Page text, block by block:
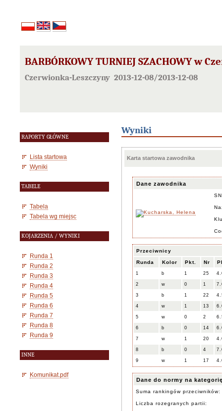
BARBÓRKOWY TURNIEJ SZACHOWY w
Czerwionka-Leszczyny 2013-12-08/2013-12-08
RAPORTY GŁÓWNE
Lista startowa
Wyniki
TABELE
Tabela
Tabela wg miejsc
KOJARZENIA / WYNIKI
Runda 1
Runda 2
Runda 3
Runda 4
Runda 5
Runda 6
Runda 7
Runda 8
Runda 9
INNE
Komunikat.pdf
Wyniki
Karta startowa zawodnika
Dane zawodnika
Przeciwnicy
Runda Kolor Pkt. Nr
1 b 1 25
2 w 0 1
3 b 1 22
4 w 1 13
5 w 0 2
6 b 0 14
7 w 1 20
8 b 0 4
9 w 1 17
Dane do normy na
Suma rankingów przeciwników:
Liczba rozegranych partii: